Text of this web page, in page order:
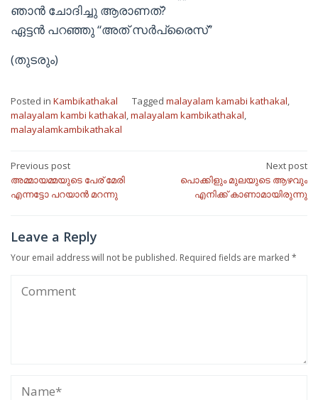
ഞാൻ ചോദിച്ചു ആരാണത്?
ഏട്ടൻ പറഞ്ഞു “അത് സർപ്രൈസ്”
(തുടരും)
Posted in Kambikathakal Tagged malayalam kamabi kathakal,
malayalam kambi kathakal,malayalam kambikathakal,
malayalamkambikathakal
Post
navigation
Previous post
അമ്മായമ്മയുടെ പേര് മേരി
എന്നട്ടോ പറയാൻ മറന്നു
Next post
പൊക്കിളും മുലയുടെ ആഴവും
എനിക്ക് കാണാമായിരുന്നു
Leave a Reply
Your email address will not be published. Required fields are marked *